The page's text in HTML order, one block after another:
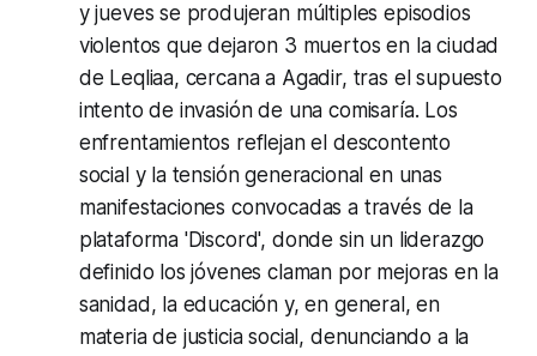
y jueves se produjeran múltiples episodios
violentos que dejaron 3 muertos en la ciudad
de Leqliaa, cercana a Agadir, tras el supuesto
intento de invasión de una comisaría. Los
enfrentamientos reflejan el descontento
social y la tensión generacional en unas
manifestaciones convocadas a través de la
plataforma 'Discord', donde sin un liderazgo
definido los jóvenes claman por mejoras en la
sanidad, la educación y, en general, en
materia de justicia social, denunciando a la